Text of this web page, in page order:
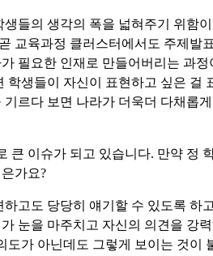
들의 생각의 폭을 넓혀주기 위함
교육과정 클러스터에서도 주제발
필요한 인재로 만들어버리는 과정
학생들이 자신이 표현하고 싶은 걸
르다 보면 나라가 더욱더 다채롭
큰 이슈가 되고 있습니다. 만약 정
가요?
고도 당당히 얘기할 수 있도록 하
눈을 마주치고 자신의 의견을 강
도가 아닌데도 그렇게 보이는 것이